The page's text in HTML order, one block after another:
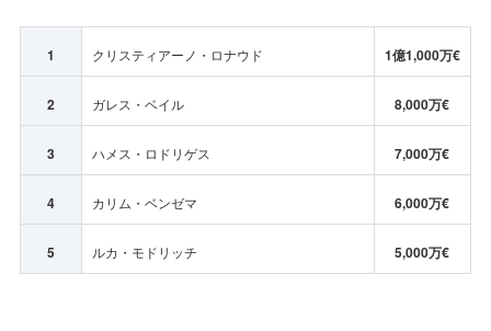
1 クリスティアーノ・ロナウド 1億1,000万€
2 ガレス・ベイル 8,000万€
3 ハメス・ロドリゲス 7,000万€
4 カリム・ベンゼマ 6,000万€
5 ルカ・モドリッチ 5,000万€